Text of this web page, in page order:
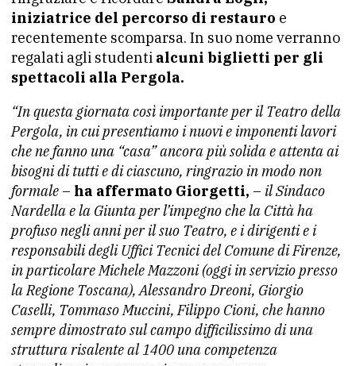
iniziatrice del percorso di restauro e
recentemente scomparsa. In suo nome verranno
regalati agli studenti alcuni biglietti per gli
spettacoli alla Pergola.
“In questa giornata così importante per il Teatro della
Pergola, in cui presentiamo i nuovi e imponenti lavori
che ne fanno una “casa” ancora più solida e attenta ai
bisogni di tutti e di ciascuno, ringrazio in modo non
formale – ha affermato Giorgetti, – il Sindaco
Nardella e la Giunta per l’impegno che la Città ha
profuso negli anni per il suo Teatro, e i dirigenti e i
responsabili degli Uffici Tecnici del Comune di Firenze,
in particolare Michele Mazzoni (oggi in servizio presso
la Regione Toscana), Alessandro Dreoni, Giorgio
Caselli, Tommaso Muccini, Filippo Cioni, che hanno
sempre dimostrato sul campo difficilissimo di una
struttura risalente al 1400 una competenza